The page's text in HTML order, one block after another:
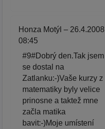
Honza Motýl – 26.4.2008
08:45
#9#Dobrý den.Tak jsem
se dostal na
Zatlanku:-)Vaše kurzy z
matematiky byly velice
prinosne a taktež mne
začla matika
bavit:-)Moje umístení